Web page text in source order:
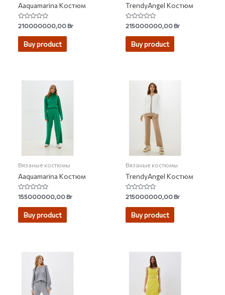
Aaquamarina Костюм
Rated
0
out
210000000,00Br
Buy product
TrendyAngel Костюм
Rated
0
out
215000000,00Br
Buy product
Вязаные костюмы
Aaquamarina Костюм
Rated
0
out
155000000,00Br
Buy product
Вязаные костюмы
TrendyAngel Костюм
Rated
0
out
215000000,00Br
Buy product